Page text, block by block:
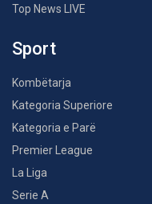
Top News LIVE
Sport
Kombëtarja
Kategoria Superiore
Kategoria e Parë
Premier League
La Liga
Serie A